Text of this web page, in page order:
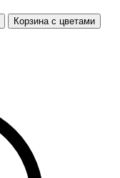
Корзина с цветами